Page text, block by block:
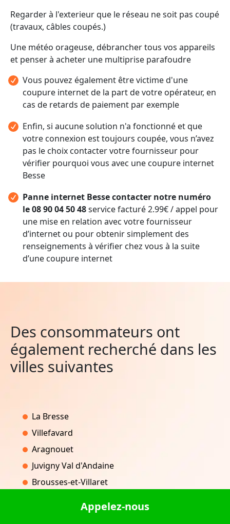
Regarder à l'exterieur que le réseau ne soit pas coupé
(travaux, câbles coupés.)
Une météo orageuse, débrancher tous vos appareils
et penser à acheter une multiprise parafoudre
Vous pouvez également être victime d'une
coupure internet de la part de votre opérateur, en
cas de retards de paiement par exemple
Enfin, si aucune solution n'a fonctionné et que
votre connexion est toujours coupée, vous n’avez
pas le choix contacter votre fournisseur pour
vérifier pourquoi vous avec une coupure internet
Besse
Panne internet Besse contacter notre numéro
le 08 90 04 50 48service facturé 2.99€ / appel pour
une mise en relation avec votre fournisseur
d’internet ou pour obtenir simplement des
renseignements à vérifier chez vous à la suite
d’une coupure internet
Des consommateurs ont
également recherché dans les
villes suivantes
La Bresse
Villefavard
Aragnouet
Juvigny Val d'Andaine
Brousses-et-Villaret
Appelez-nous